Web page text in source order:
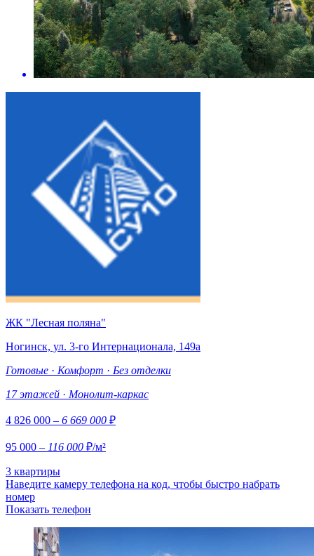
ЖК "Лесная поляна"
Ногинск, ул. 3-го Интернационала, 149а
Готовые · Комфорт · Без отделки
17 этажей · Монолит-каркас
4 826 000 – 6 669 000 ₽
95 000 – 116 000 ₽/м²
3 квартиры
Наведите камеру телефона на код, чтобы быстро набрать
номер
Показать телефон